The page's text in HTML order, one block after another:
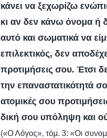
κάνει να ξεχωρίζω
κι αν δεν κάνω όνομα ή
αυτό και σωματικά να
επιλεκτικός, δεν
προτιμήσεις σου. Έτσι
την επαναστατικότητά
ατομικές σου
δική σου υπόληψη και
(«Ο Λόγος», τόμ. 3: «Οι